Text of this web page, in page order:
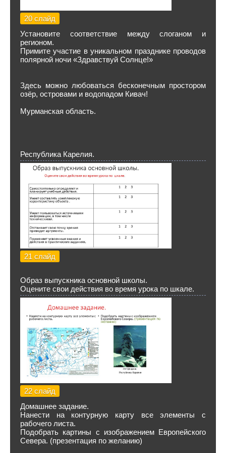
20 слайд
Установите соответствие между слоганом и
регионом.
Примите участие в уникальном празднике проводов
полярной ночи «Здравствуй Солнце!»
Здесь можно любоваться бесконечным простором
озёр, островами и водопадом Кивач!
Мурманская область.
Республика Карелия.
21 слайд
Образ выпускника основной школы.
Оцените свои действия во время урока по шкале.
22 слайд
Домашнее задание.
Нанести на контурную карту все элементы с
рабочего листа.
Подобрать картины с изображением Европейского
Севера. (презентация по желанию)